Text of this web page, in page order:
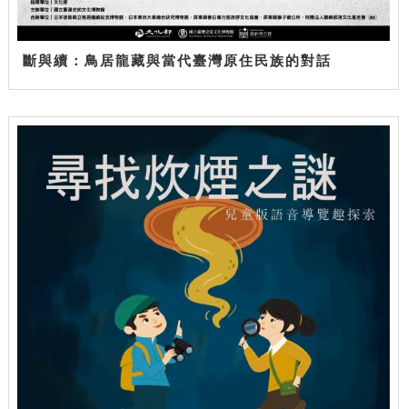
斷與續：鳥居龍藏與當代臺灣原住民族的對話